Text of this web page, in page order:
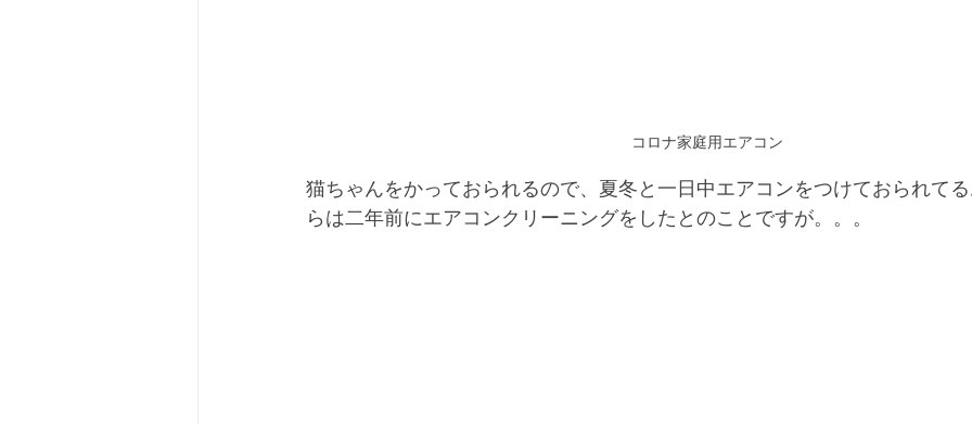
コロナ家庭用エアコン
猫ちゃんをかっておられるので、夏冬と一日中エアコンをつけておられて
らは二年前にエアコンクリーニングをしたとのことですが。。。